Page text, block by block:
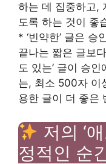
하는 데 집중하고,
도록 하는 것이 좋
* ‘빈약한’ 글은
끝나는 짧은 글보
도 있는’ 글이 승
는, 최소 500자 이
용한 글이 더 좋은
저의 ‘
정적인 순